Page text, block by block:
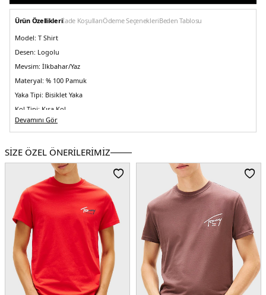
Ürün Özellikleriİade KoşullarıÖdeme SeçenekleriBeden Tablosu
Model: T Shirt
Desen: Logolu
Mevsim: İlkbahar/Yaz
Materyal: % 100 Pamuk
Yaka Tipi: Bisiklet Yaka
Kol Tipi: Kısa Kol
Kalıp Bilgisi:Regular Fit
Beden : M
Menşei:Bangladeş
3DE1DM0DM21303BDS.07
Devamını Gör
SİZE ÖZEL ÖNERİLERİMİZ